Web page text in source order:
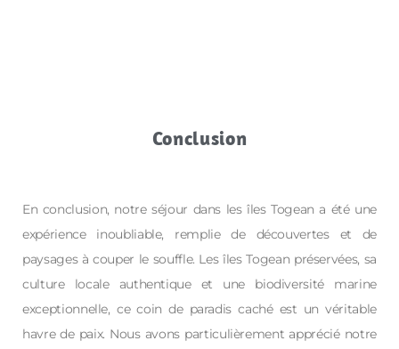
Conclusion
En conclusion, notre séjour dans les îles Togean a été une
expérience inoubliable, remplie de découvertes et de
paysages à couper le souffle. Les îles Togean préservées, sa
culture locale authentique et une biodiversité marine
exceptionnelle, ce coin de paradis caché est un véritable
havre de paix. Nous avons particulièrement apprécié notre